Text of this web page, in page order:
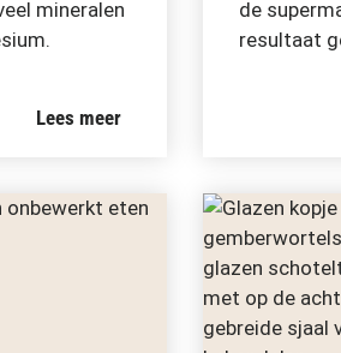
mineralen
Lees meer
de
resultaat